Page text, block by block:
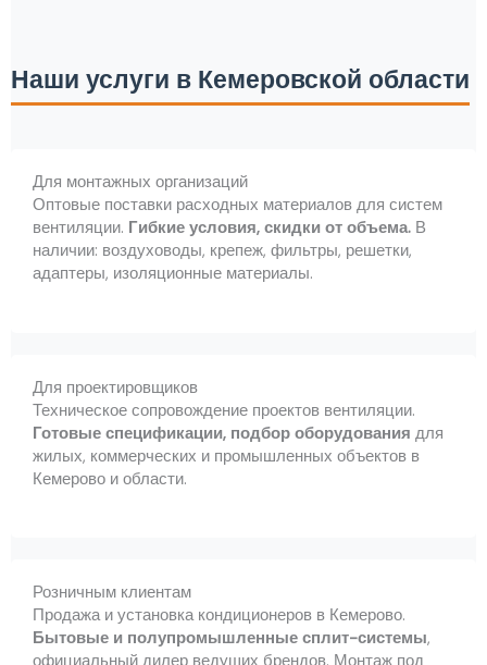
Наши услуги в Кемеровской области
Для монтажных организаций
Оптовые поставки расходных материалов для систем
вентиляции. Гибкие условия, скидки от объема. В
наличии: воздуховоды, крепеж, фильтры, решетки,
адаптеры, изоляционные материалы.
Для проектировщиков
Техническое сопровождение проектов вентиляции.
Готовые спецификации, подбор оборудования для
жилых, коммерческих и промышленных объектов в
Кемерово и области.
Розничным клиентам
Продажа и установка кондиционеров в Кемерово.
Бытовые и полупромышленные сплит-системы,